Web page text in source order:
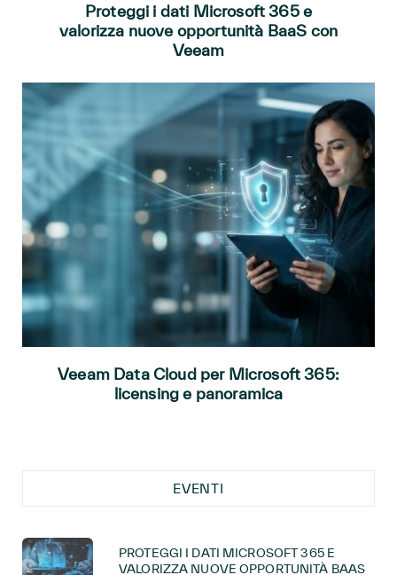
Proteggi i dati Microsoft 365 e
valorizza nuove opportunità BaaS con
Veeam
Veeam Data Cloud per Microsoft 365:
licensing e panoramica
EVENTI
PROTEGGI I DATI MICROSOFT 365 E
VALORIZZA NUOVE OPPORTUNITÀ BAAS